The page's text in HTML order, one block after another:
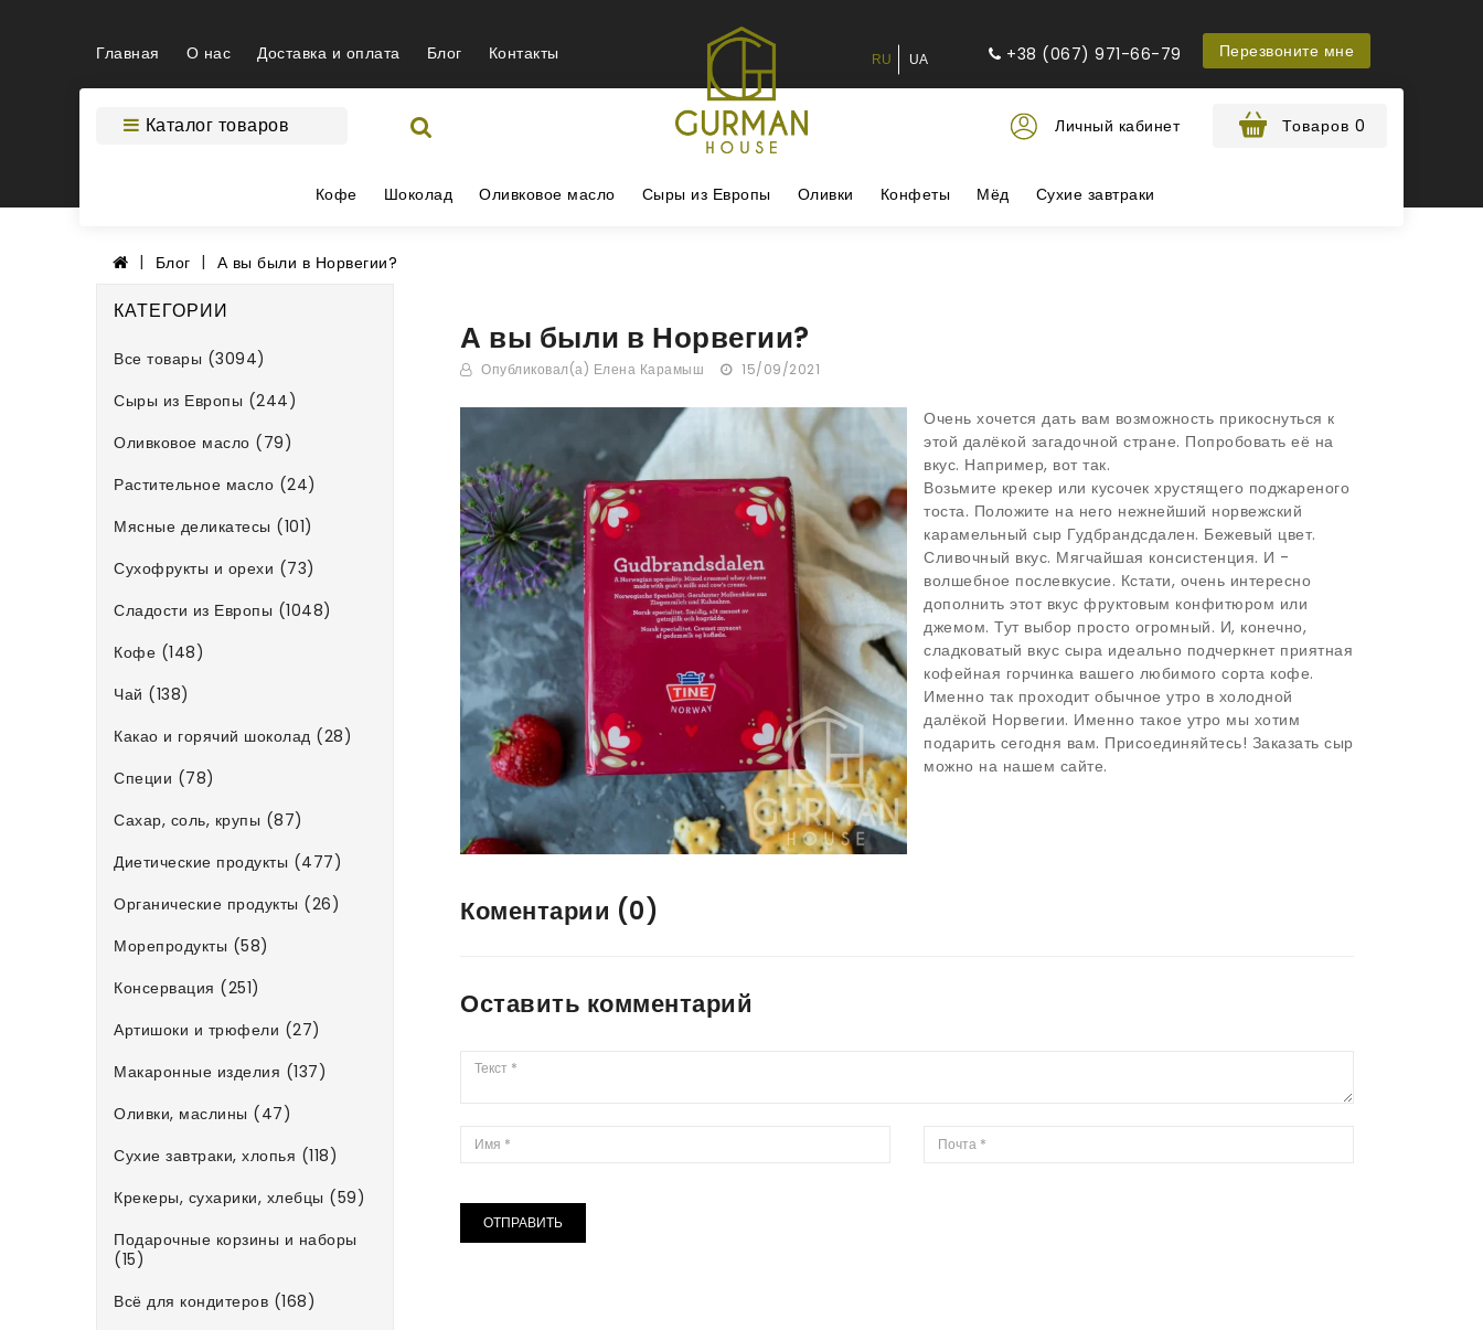
Главная О нас Доставка и оплата Блог Контакты RU UA +38 (067) 971-66-79 Перезвоните мне
Каталог товаров Личный кабинет Товаров 0
Кофе Шоколад Оливковое масло Сыры из Европы Оливки Конфеты Мёд Сухие завтраки
Блог А вы были в Норвегии?
КАТЕГОРИИ
Все товары (3094)
Сыры из Европы (244)
Оливковое масло (79)
Растительное масло (24)
Мясные деликатесы (101)
Сухофрукты и орехи (73)
Сладости из Европы (1048)
Кофе (148)
Чай (138)
Какао и горячий шоколад (28)
Специи (78)
Сахар, соль, крупы (87)
Диетические продукты (477)
Органические продукты (26)
Морепродукты (58)
Консервация (251)
Артишоки и трюфели (27)
Макаронные изделия (137)
Оливки, маслины (47)
Сухие завтраки, хлопья (118)
Крекеры, сухарики, хлебцы (59)
Подарочные корзины и наборы
(15)
Всё для кондитеров (168)
А вы были в Норвегии?
Опубликовал(а) Елена Карамыш 15/09/2021
Очень хочется дать вам возможность прикоснуться к
этой далёкой загадочной стране. Попробовать её на
вкус. Например, вот так.
Возьмите крекер или кусочек хрустящего поджареного
тоста. Положите на него нежнейший норвежский
карамельный сыр Гудбрандсдален. Бежевый цвет.
Сливочный вкус. Мягчайшая консистенция. И -
волшебное послевкусие. Кстати, очень интересно
дополнить этот вкус фруктовым конфитюром или
джемом. Тут выбор просто огромный. И, конечно,
сладковатый вкус сыра идеально подчеркнет приятная
кофейная горчинка вашего любимого сорта кофе.
Именно так проходит обычное утро в холодной
далёкой Норвегии. Именно такое утро мы хотим
подарить сегодня вам. Присоединяйтесь! Заказать сыр
можно на нашем сайте.
Коментарии (0)
Оставить комментарий
ОТПРАВИТЬ